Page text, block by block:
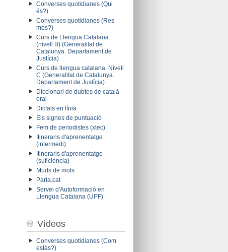
Converses quotidianes (Qui
és?)
Converses quotidianes (Res
més?)
Curs de Llengua Catalana
(nivell B) (Generalitat de
Catalunya. Departament de
Justícia)
Curs de llengua catalana. Nivell
C (Generalitat de Catalunya.
Departament de Justícia)
Diccionari de dubtes de català
oral
Dictats en línia
Els signes de puntuació
Fem de periodistes (xtec)
Itineraris d'aprenentatge
(intermedi)
Itineraris d'aprenentatge
(suficiència)
Muds de mots
Parla.cat
Servei d'Autoformació en
Llengua Catalana (UPF)
Vídeos
Converses quotidianes (Com
estàs?)